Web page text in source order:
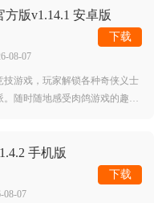
版v1.14.1 安卓版
08-07
游戏，玩家解锁各种奇侠义士
随时随地感受肉鸽游戏的趣味
下载
手机版
08-07
下载